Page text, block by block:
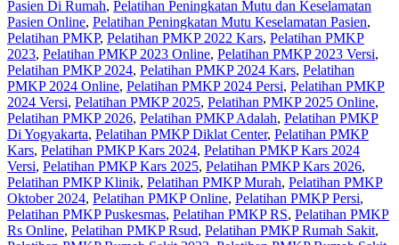
Pasien Di Rumah, Pelatihan Peningkatan Mutu dan Keselamatan
Pasien Online, Pelatihan Peningkatan Mutu Keselamatan Pasien,
Pelatihan PMKP, Pelatihan PMKP 2022 Kars, Pelatihan PMKP
2023, Pelatihan PMKP 2023 Online, Pelatihan PMKP 2023 Versi,
Pelatihan PMKP 2024, Pelatihan PMKP 2024 Kars, Pelatihan
PMKP 2024 Online, Pelatihan PMKP 2024 Persi, Pelatihan PMKP
2024 Versi, Pelatihan PMKP 2025, Pelatihan PMKP 2025 Online,
Pelatihan PMKP 2026, Pelatihan PMKP Adalah, Pelatihan PMKP
Di Yogyakarta, Pelatihan PMKP Diklat Center, Pelatihan PMKP
Kars, Pelatihan PMKP Kars 2024, Pelatihan PMKP Kars 2024
Versi, Pelatihan PMKP Kars 2025, Pelatihan PMKP Kars 2026,
Pelatihan PMKP Klinik, Pelatihan PMKP Murah, Pelatihan PMKP
Oktober 2024, Pelatihan PMKP Online, Pelatihan PMKP Persi,
Pelatihan PMKP Puskesmas, Pelatihan PMKP RS, Pelatihan PMKP
Rs Online, Pelatihan PMKP Rsud, Pelatihan PMKP Rumah Sakit,